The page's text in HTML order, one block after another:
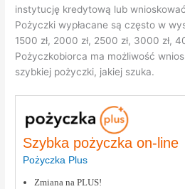
instytucję kredytową lub
Pożyczki wypłacane są często w
1500 zł, 2000 zł, 2500 zł, 3000 zł,
Pożyczkobiorca ma możliwość
szybkiej pożyczki, jakiej szuka.
Szybka pożyczka on-line
Pożyczka Plus
Zmiana na PLUS!